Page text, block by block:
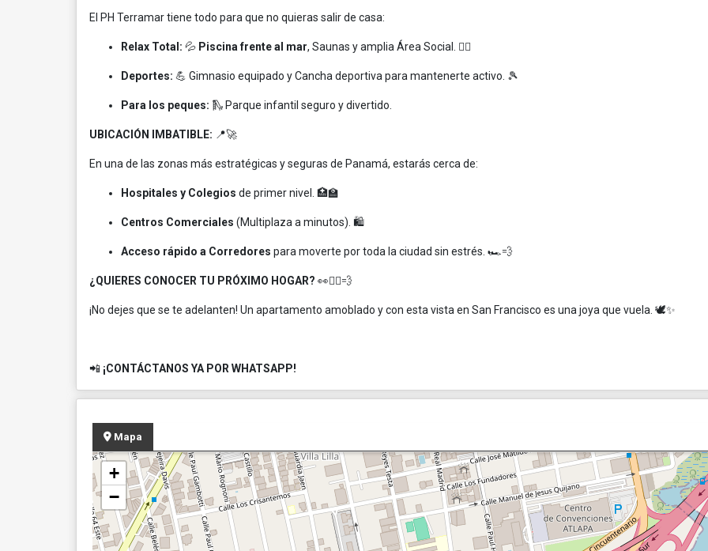
El PH Terramar tiene todo para que no quieras salir de casa:
Relax Total: 💦 Piscina frente al mar, Saunas y amplia Área Social. 🧖‍♂️
Deportes: 💪 Gimnasio equipado y Cancha deportiva para mantenerte activo. 🎾
Para los peques: 🛝 Parque infantil seguro y divertido.
UBICACIÓN IMBATIBLE: 📍🚀
En una de las zonas más estratégicas y seguras de Panamá, estarás cerca de:
Hospitales y Colegios de primer nivel. 🏥🏫
Centros Comerciales (Multiplaza a minutos). 🛍️
Acceso rápido a Corredores para moverte por toda la ciudad sin estrés. 🏎️💨
¿QUIERES CONOCER TU PRÓXIMO HOGAR? 👀🏃‍♂️💨
¡No dejes que se te adelanten! Un apartamento amoblado y con esta vista en San Francisco es una joya que vuela. 🕊️✨
📲 ¡CONTÁCTANOS YA POR WHATSAPP!
Mapa
+
−